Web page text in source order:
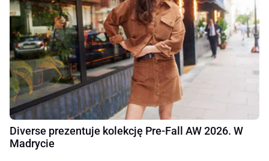
Diverse prezentuje kolekcję Pre-Fall AW 2026. W
Madrycie